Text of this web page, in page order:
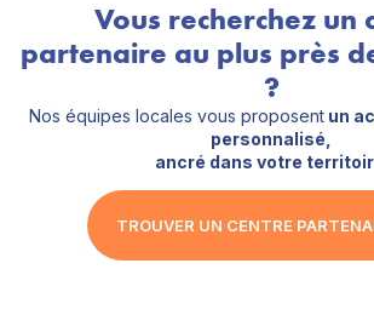
Vous recherchez un
partenaire au plus près
?
Nos équipes locales vous proposentun
personnalisé,
ancré dans votre
TROUVER UN CENTRE